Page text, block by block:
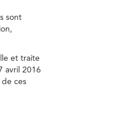
sont
et traite
avril 2016
de ces